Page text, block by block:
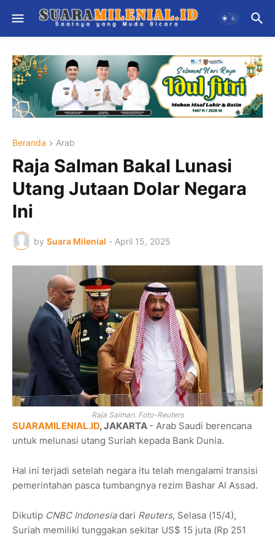
Beranda Arab
Raja Salman Bakal Lunasi
Utang Jutaan Dolar Negara
Ini
by Suara Milenial - April 15, 2025
Raja Salman. Foto-Reuters
SUARAMILENIAL.ID, JAKARTA - Arab Saudi berencana
untuk melunasi utang Suriah kepada Bank Dunia.
Hal ini terjadi setelah negara itu telah mengalami transisi
pemerintahan pasca tumbangnya rezim Bashar Al Assad.
Dikutip CNBC Indonesiadari Reuters, Selasa (15/4),
Suriah memiliki tunggakan sekitar US$ 15 juta (Rp 251